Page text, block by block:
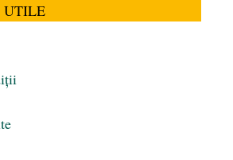
UTILE